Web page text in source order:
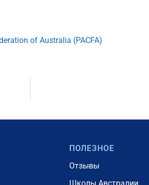
of Australia (PACFA)
ПОЛЕЗНОЕ
Отзывы
Школы Австралии